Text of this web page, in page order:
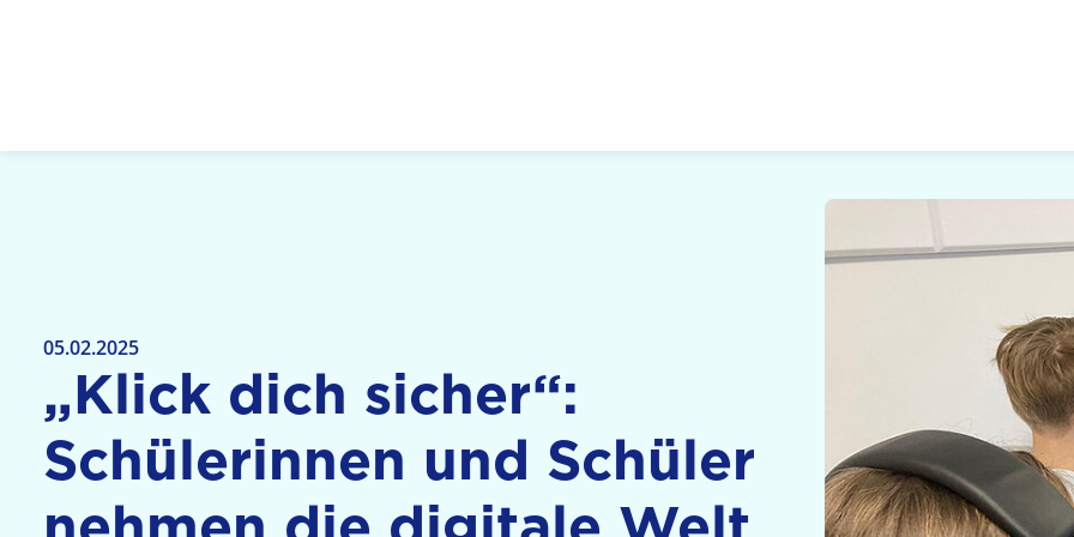
05.02.2025
„Klick dich sicher“:
Schülerinnen und Schüler